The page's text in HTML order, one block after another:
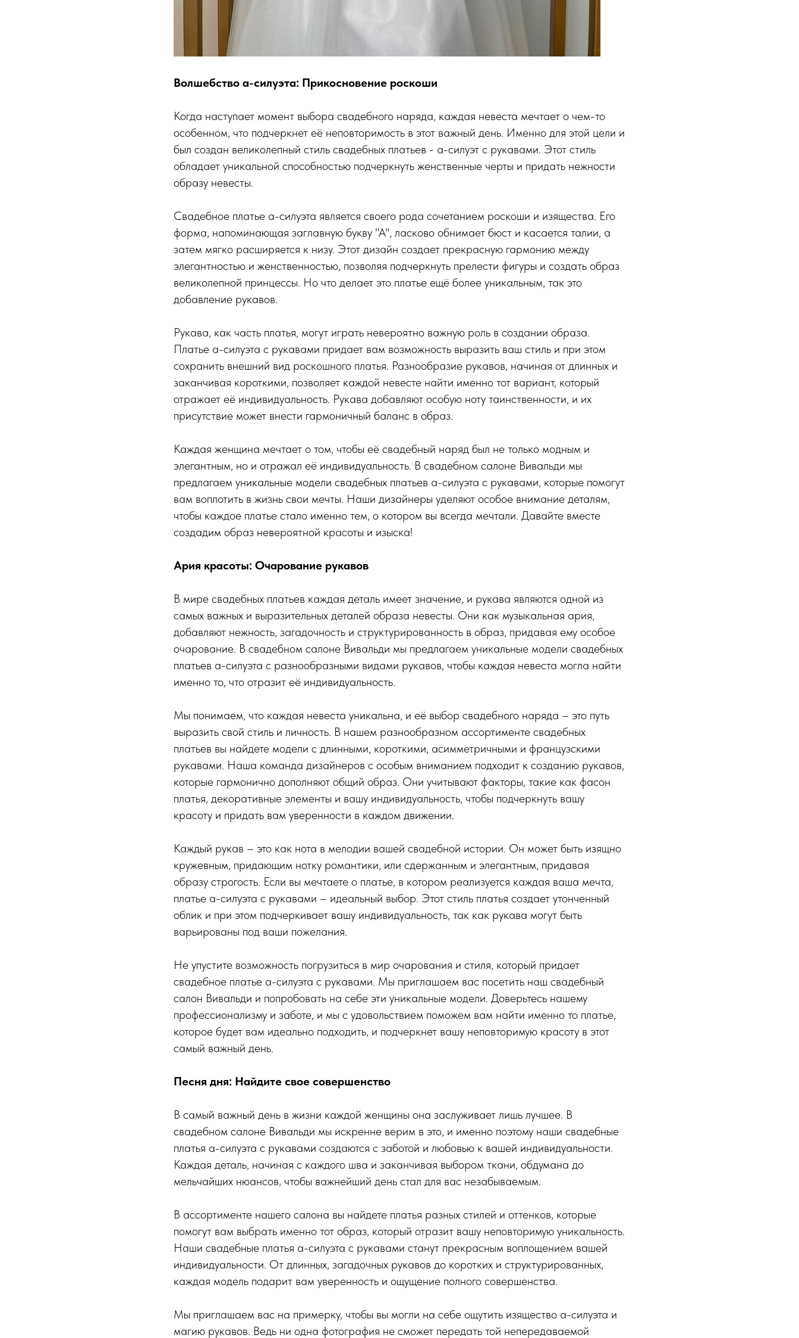
Волшебство а-силуэта: Прикосновение роскоши
Когда наступает момент выбора свадебного наряда, каждая невеста мечтает о чем-то
особенном, что подчеркнет её неповторимость в этот важный день. Именно для этой цели и
был создан великолепный стиль свадебных платьев - а-силуэт с рукавами. Этот стиль
обладает уникальной способностью подчеркнуть женственные черты и придать нежности
образу невесты.
Свадебное платье а-силуэта является своего рода сочетанием роскоши и изящества. Его
форма, напоминающая заглавную букву "А", ласково обнимает бюст и касается талии, а
затем мягко расширяется к низу. Этот дизайн создает прекрасную гармонию между
элегантностью и женственностью, позволяя подчеркнуть прелести фигуры и создать образ
великолепной принцессы. Но что делает это платье ещё более уникальным, так это
добавление рукавов.
Рукава, как часть платья, могут играть невероятно важную роль в создании образа.
Платье а-силуэта с рукавами придает вам возможность выразить ваш стиль и при этом
сохранить внешний вид роскошного платья. Разнообразие рукавов, начиная от длинных и
заканчивая короткими, позволяет каждой невесте найти именно тот вариант, который
отражает её индивидуальность. Рукава добавляют особую ноту таинственности, и их
присутствие может внести гармоничный баланс в образ.
Каждая женщина мечтает о том, чтобы её свадебный наряд был не только модным и
элегантным, но и отражал её индивидуальность. В свадебном салоне Вивальди мы
предлагаем уникальные модели свадебных платьев а-силуэта с рукавами, которые помогут
вам воплотить в жизнь свои мечты. Наши дизайнеры уделяют особое внимание деталям,
чтобы каждое платье стало именно тем, о котором вы всегда мечтали. Давайте вместе
создадим образ невероятной красоты и изыска!
Ария красоты: Очарование рукавов
В мире свадебных платьев каждая деталь имеет значение, и рукава являются одной из
самых важных и выразительных деталей образа невесты. Они как музыкальная ария,
добавляют нежность, загадочность и структурированность в образ, придавая ему особое
очарование. В свадебном салоне Вивальди мы предлагаем уникальные модели свадебных
платьев а-силуэта с разнообразными видами рукавов, чтобы каждая невеста могла найти
именно то, что отразит её индивидуальность.
Мы понимаем, что каждая невеста уникальна, и её выбор свадебного наряда – это путь
выразить свой стиль и личность. В нашем разнообразном ассортименте свадебных
платьев вы найдете модели с длинными, короткими, асимметричными и французскими
рукавами. Наша команда дизайнеров с особым вниманием подходит к созданию рукавов,
которые гармонично дополняют общий образ. Они учитывают факторы, такие как фасон
платья, декоративные элементы и вашу индивидуальность, чтобы подчеркнуть вашу
красоту и придать вам уверенности в каждом движении.
Каждый рукав – это как нота в мелодии вашей свадебной истории. Он может быть изящно
кружевным, придающим нотку романтики, или сдержанным и элегантным, придавая
образу строгость. Если вы мечтаете о платье, в котором реализуется каждая ваша мечта,
платье а-силуэта с рукавами – идеальный выбор. Этот стиль платья создает утонченный
облик и при этом подчеркивает вашу индивидуальность, так как рукава могут быть
варьированы под ваши пожелания.
Не упустите возможность погрузиться в мир очарования и стиля, который придает
свадебное платье а-силуэта с рукавами. Мы приглашаем вас посетить наш свадебный
салон Вивальди и попробовать на себе эти уникальные модели. Доверьтесь нашему
профессионализму и заботе, и мы с удовольствием поможем вам найти именно то платье,
которое будет вам идеально подходить, и подчеркнет вашу неповторимую красоту в этот
самый важный день.
Песня дня: Найдите свое совершенство
В самый важный день в жизни каждой женщины она заслуживает лишь лучшее. В
свадебном салоне Вивальди мы искренне верим в это, и именно поэтому наши свадебные
платья а-силуэта с рукавами создаются с заботой и любовью к вашей индивидуальности.
Каждая деталь, начиная с каждого шва и заканчивая выбором ткани, обдумана до
мельчайших нюансов, чтобы важнейший день стал для вас незабываемым.
В ассортименте нашего салона вы найдете платья разных стилей и оттенков, которые
помогут вам выбрать именно тот образ, который отразит вашу неповторимую уникальность.
Наши свадебные платья а-силуэта с рукавами станут прекрасным воплощением вашей
индивидуальности. От длинных, загадочных рукавов до коротких и структурированных,
каждая модель подарит вам уверенность и ощущение полного совершенства.
Мы приглашаем вас на примерку, чтобы вы могли на себе ощутить изящество а-силуэта и
магию рукавов. Ведь ни одна фотография не сможет передать той непередаваемой